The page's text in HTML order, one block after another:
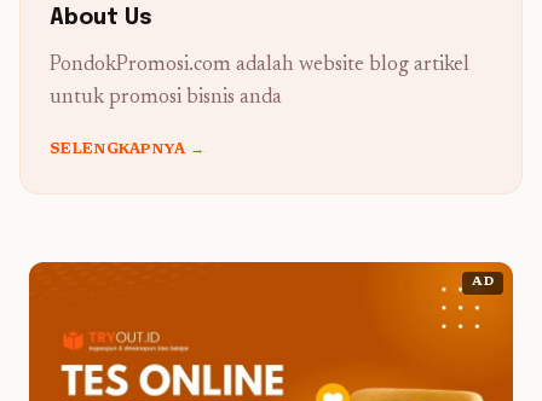
About Us
PondokPromosi.com adalah website blog artikel
untuk promosi bisnis anda
SELENGKAPNYA →
AD